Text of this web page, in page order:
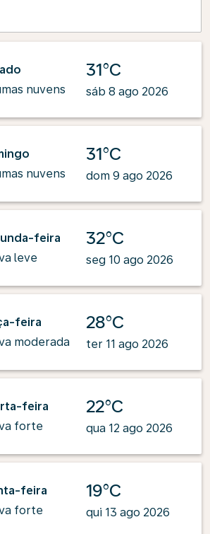
nuvens
31°C
sáb 8 ago 2026
nuvens
31°C
dom 9 ago 2026
feira
leve
32°C
seg 10 ago 2026
feira
moderada
28°C
ter 11 ago 2026
feira
forte
22°C
qua 12 ago 2026
feira
forte
19°C
qui 13 ago 2026